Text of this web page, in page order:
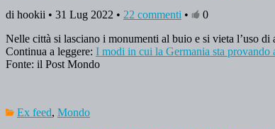
di hookii • 31 Lug 2022 • 22 commenti •
0
Nelle città si lasciano i monumenti al buio e si vieta l’uso
Continua a leggere: I modi in cui la Germania sta provando
Fonte: il Post Mondo
Ex feed, Mondo